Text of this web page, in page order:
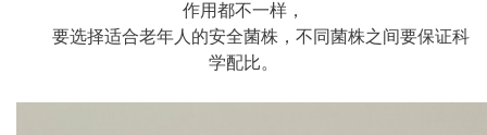
作用都不一样，
要选择适合老年人的安全菌株，不同菌株之间要保证科
学配比。